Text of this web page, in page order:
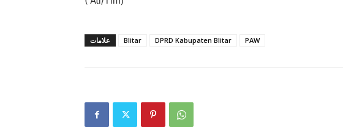
علامات Blitar DPRD Kabupaten Blitar PAW